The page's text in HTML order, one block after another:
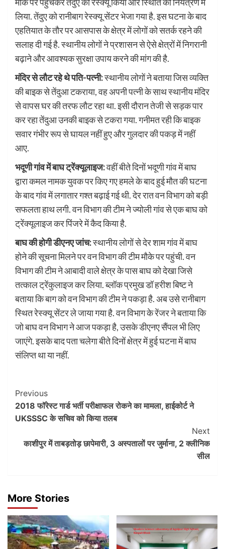
लिया. तेंदुए को रानीबाग रेस्क्यू सेंटर भेजा गया है. इस घटना के बाद
एहतियात के तौर पर आसपास के क्षेत्र में लोगों को सतर्क रहने की
सलाह दी गई है. स्थानीय लोगों ने प्रशासन से ऐसे क्षेत्रों में निगरानी
बढ़ाने और आवश्यक सुरक्षा उपाय करने की मांग की है.
मंदिर से लौट रहे थे पति-पत्नी:स्थानीय लोगों ने बताया जिस व्यक्ति
की बाइक से तेंदुआ टकराया, वह अपनी पत्नी के साथ स्थानीय मंदिर
से वापस घर की तरफ लौट रहा था. इसी दौरान तेजी से सड़क पार
कर रहा तेंदुआ उनकी बाइक से टकरा गया. गनीमत रही कि बाइक
सवार गंभीर रूप से घायल नहीं हुए और गुलदार की पकड़ में नहीं
आए.
भदूणी गांव में बाघ ट्रेंक्यूलाइज:वहीं बीते दिनों भदूणी गांव में बाघ
द्वारा कमल नामक युवक पर किए गए हमले के बाद हुई मौत की घटना
के बाद गांव में लगातार गश्त बढ़ाई गई थी. देर रात वन विभाग को बड़ी
सफलता हाथ लगी. वन विभाग की टीम ने ज्योली गांव से एक बाघ को
ट्रेंक्यूलाइज कर पिंजरे में कैद किया है.
बाघ की होगी डीएनए जांच:स्थानीय लोगों से देर शाम गांव में बाघ
होने की सूचना मिलने पर वन विभाग की टीम मौके पर पहुंची. वन
विभाग की टीम ने आबादी वाले क्षेत्र के पास बाघ को देखा जिसे
तत्काल ट्रेंकुलाइज कर लिया. ब्लॉक प्रमुख डॉ हरीश बिष्ट ने
बताया कि बाग को वन विभाग की टीम ने पकड़ा है. अब उसे रानीबाग
स्थित रेस्क्यू सेंटर ले जाया गया है. वन विभाग के रेंजर ने बताया कि
जो बाघ वन विभाग ने आज पकड़ा है, उसके डीएनए सैंपल भी लिए
जाएंगे. इसके बाद पता चलेगा बीते दिनों क्षेत्र में हुई घटना में बाघ
संलिप्त था या नहीं.
Post
Navigation
Previous
2018 फॉरेस्ट गार्ड भर्ती परीक्षाफल रोकने का मामला, हाईकोर्ट ने
UKSSSC के सचिव को किया तलब
Next
काशीपुर में ताबड़तोड़ छापेमारी, 3 अस्पतालों पर जुर्माना, 2 क्लीनिक
सील
More Stories